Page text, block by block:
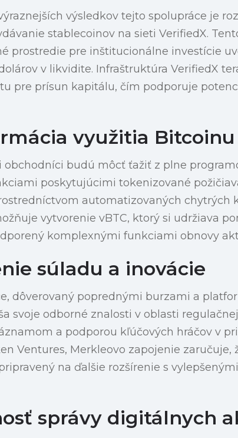
výsledkov tejto spolupráce je
stablecoinov na sieti VerifiedX.
prostredie pre inštitucionálne investície
v likvidite. Infraštruktúra VerifiedX
pre prísun kapitálu, čím podporuje
využitia Bitcoinu
budú môcť ťažiť z plne
poskytujúcimi tokenizované
automatizovaných chytrých
vytvorenie vBTC, ktorý si udržiava
komplexnými funkciami obnovy
súladu a inovácie
dôverovaný poprednými burzami a
svoje odborné znalosti v oblasti
a podporou kľúčových hráčov v
Ventures, Merkleovo zapojenie zaručuje,
na ďalšie rozšírenie s
správy digitálnych